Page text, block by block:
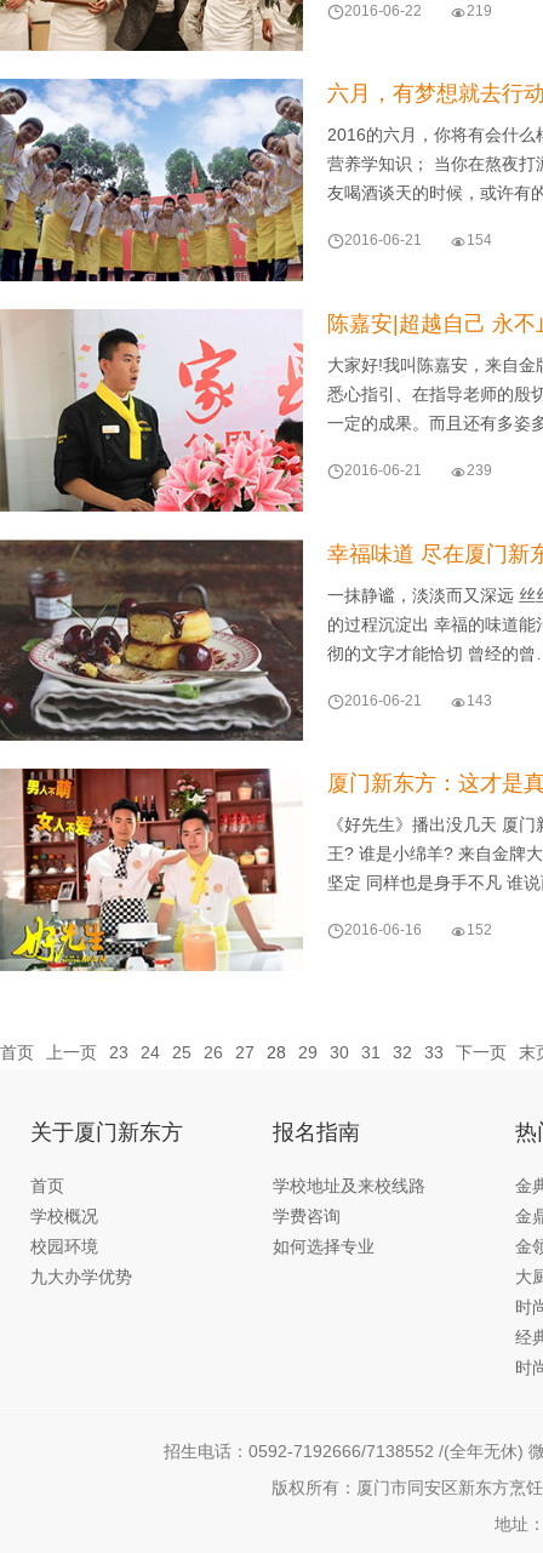
2016-06-22 219
六月，有梦想就去行
2016的六月，你将有会什么
营养学知识； 当你在熬夜
友喝酒谈天的时候，或许
2016-06-21 154
陈嘉安|超越自己 永不
大家好!我叫陈嘉安，来自
悉心指引、在指导老师的殷
一定的成果。而且还有多
2016-06-21 239
幸福味道 尽在厦门新
一抹静谧，淡淡而又深远
的过程沉淀出 幸福的味道
彻的文字才能恰切 曾经的
2016-06-21 143
厦门新东方：这才是
《好先生》播出没几天 厦
王? 谁是小绵羊? 来自金牌
坚定 同样也是身手不凡 谁
2016-06-16 152
首页 上一页 23 24 25 26 27 28 29 30 31 32 33 下一页 末
关于厦门新东方
首页
学校概况
校园环境
九大办学优势
报名指南
学校地址及来校线路
学费咨询
如何选择专业
热
金
金
金
大
时
经
时
招生电话：0592-7192666/7138552 /(全年无休)
版权所有：厦门市同安区新东方烹
地址